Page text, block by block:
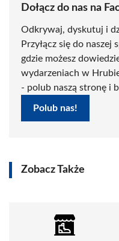
Dołącz do nas na
Odkrywaj, dyskutuj i
Przyłącz się do naszej
gdzie możesz
wydarzeniach w
- polub naszą stronę i
Polub nas!
Zobacz Także